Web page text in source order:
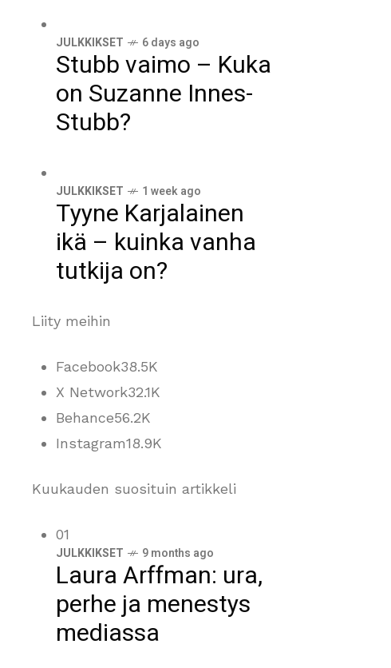
JULKKIKSET 6 days ago
Stubb vaimo – Kuka
on Suzanne Innes-
Stubb?
JULKKIKSET 1 week ago
Tyyne Karjalainen
ikä – kuinka vanha
tutkija on?
Liity meihin
Facebook38.5K
X Network32.1K
Behance56.2K
Instagram18.9K
Kuukauden suosituin artikkeli
01
JULKKIKSET
9 months ago
Laura Arffman: ura,
perhe ja menestys
mediassa